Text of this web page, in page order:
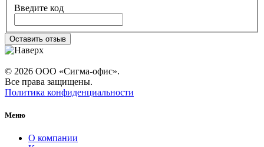
Введите код
Оставить отзыв
© 2026 ООО «Сигма-офис».
Все права защищены.
Политика конфиденциальности
Меню
О компании